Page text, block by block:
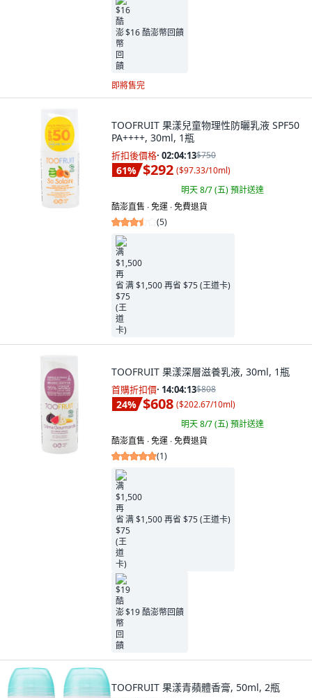
$16 酷澎幣回饋
即將售完
TOOFRUIT 果漾兒童物理性防曬乳液 SPF50
PA++++, 30ml, 1瓶
折扣後價格· 02:04:11$750
61% $292 ($97.33/10ml)
明天 8/7 (五)預計送達
酷澎直售 ∙ 免運 ∙ 免費退貨
(5)
满 $1,500 再省 $75 (王道卡)
TOOFRUIT 果漾深層滋養乳液, 30ml, 1瓶
首購折扣價· 14:04:11$808
24% $608 ($202.67/10ml)
明天 8/7 (五)預計送達
酷澎直售 ∙ 免運 ∙ 免費退貨
(1)
满 $1,500 再省 $75 (王道卡)
$19 酷澎幣回饋
TOOFRUIT 果漾青蘋體香膏, 50ml, 2瓶